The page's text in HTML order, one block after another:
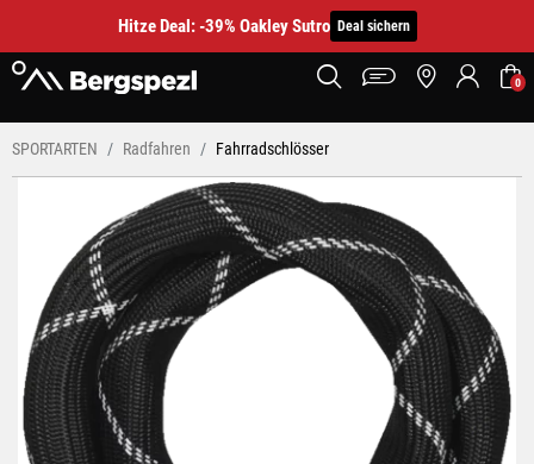
Hitze Deal: -39% Oakley Sutro Deal sichern
0
SPORTARTEN Radfahren Fahrradschlösser